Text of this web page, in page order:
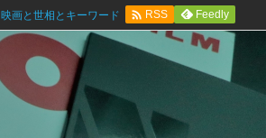
映画と世相とキーワード  RSS Feedly